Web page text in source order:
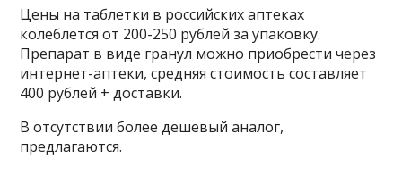
Цены на таблетки в российских аптеках
колеблется от 200-250 рублей за упаковку.
Препарат в виде гранул можно приобрести через
интернет-аптеки, средняя стоимость составляет
400 рублей + доставки.
В отсутствии более дешевый аналог,
предлагаются.